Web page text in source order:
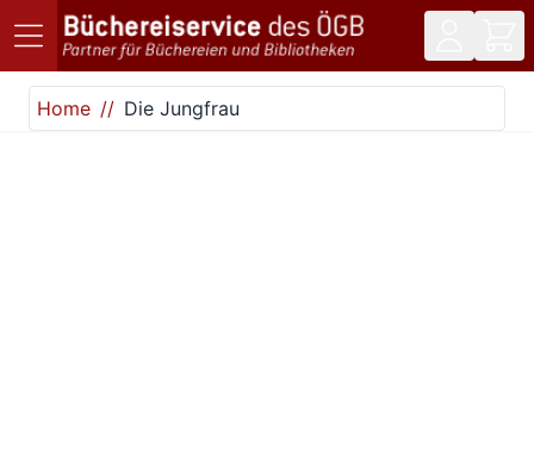
Direkt zum Inhalt
Home
Die Jungfrau